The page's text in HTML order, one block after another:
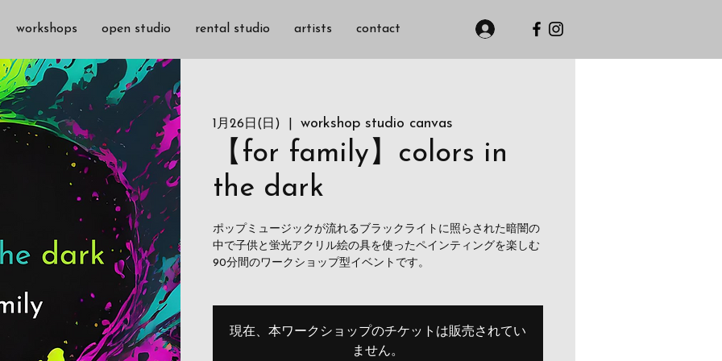
workshops open studio rental studio artists contact
1月26日(日) workshop studio canvas
【for family】colors in
the dark
ポップミュージックが流れるブラックライトに照らされた暗闇の
中で子供と蛍光アクリル絵の具を使ったペインティングを楽しむ
90分間のワークショップ型イベントです。
現在、本ワークショップのチケットは販売されてい
ません。